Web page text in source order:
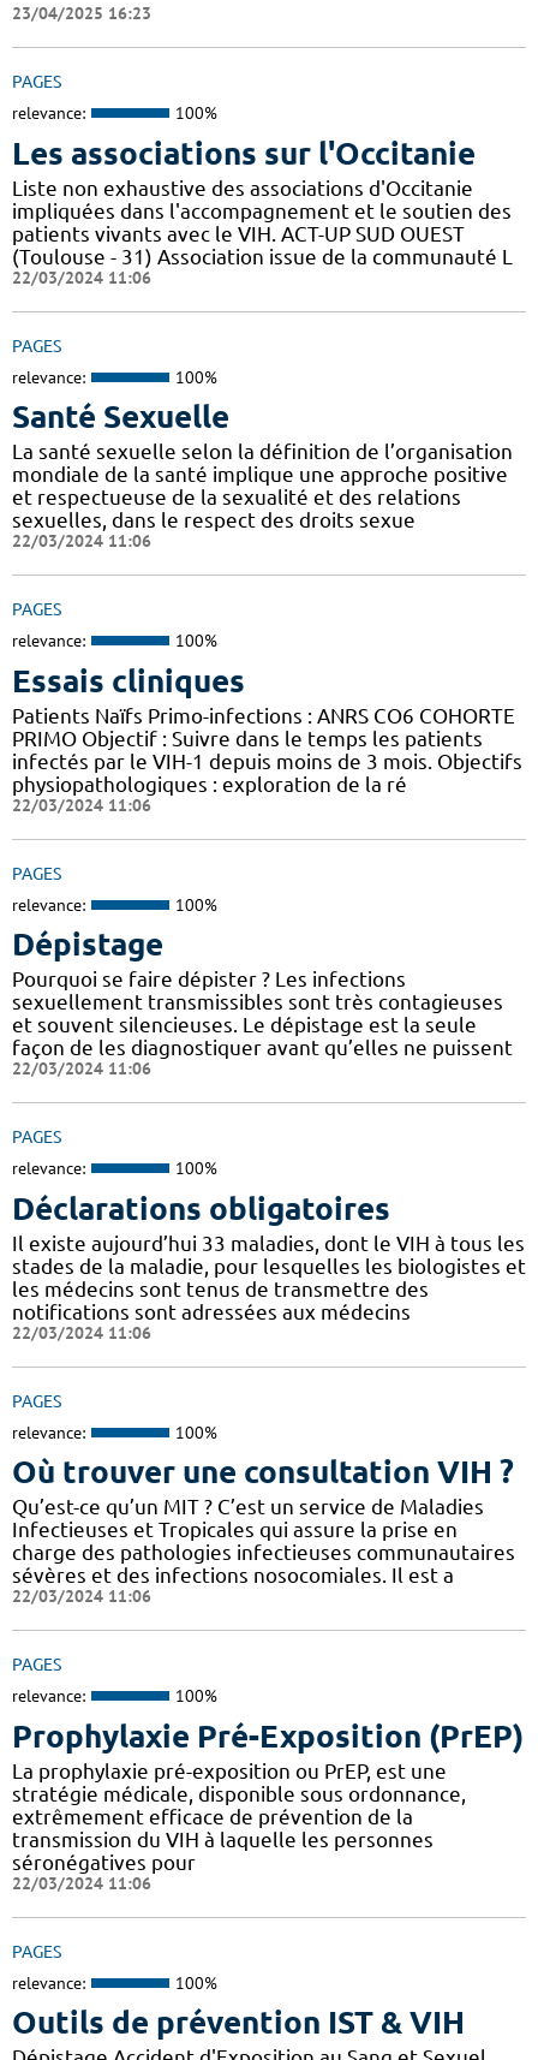
23/04/2025 16:23
PAGES
relevance: 100%
Les associations sur l'Occitanie
Liste non exhaustive des associations d'Occitanie
impliquées dans l'accompagnement et le soutien des
patients vivants avec le VIH. ACT-UP SUD OUEST
(Toulouse - 31) Association issue de la communauté L
22/03/2024 11:06
PAGES
relevance: 100%
Santé Sexuelle
La santé sexuelle selon la définition de l’organisation
mondiale de la santé implique une approche positive
et respectueuse de la sexualité et des relations
sexuelles, dans le respect des droits sexue
22/03/2024 11:06
PAGES
relevance: 100%
Essais cliniques
Patients Naïfs Primo-infections : ANRS CO6 COHORTE
PRIMO Objectif : Suivre dans le temps les patients
infectés par le VIH-1 depuis moins de 3 mois. Objectifs
physiopathologiques : exploration de la ré
22/03/2024 11:06
PAGES
relevance: 100%
Dépistage
Pourquoi se faire dépister ? Les infections
sexuellement transmissibles sont très contagieuses
et souvent silencieuses. Le dépistage est la seule
façon de les diagnostiquer avant qu’elles ne puissent
22/03/2024 11:06
PAGES
relevance: 100%
Déclarations obligatoires
Il existe aujourd’hui 33 maladies, dont le VIH à tous les
stades de la maladie, pour lesquelles les biologistes et
les médecins sont tenus de transmettre des
notifications sont adressées aux médecins
22/03/2024 11:06
PAGES
relevance: 100%
Où trouver une consultation VIH ?
Qu’est-ce qu’un MIT ? C’est un service de Maladies
Infectieuses et Tropicales qui assure la prise en
charge des pathologies infectieuses communautaires
sévères et des infections nosocomiales. Il est a
22/03/2024 11:06
PAGES
relevance: 100%
Prophylaxie Pré-Exposition (PrEP)
La prophylaxie pré-exposition ou PrEP, est une
stratégie médicale, disponible sous ordonnance,
extrêmement efficace de prévention de la
transmission du VIH à laquelle les personnes
séronégatives pour
22/03/2024 11:06
PAGES
relevance: 100%
Outils de prévention IST & VIH